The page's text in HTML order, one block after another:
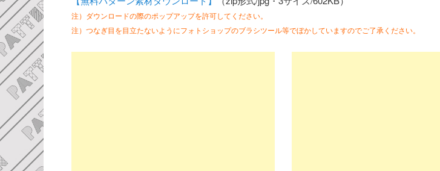
注）ダウンロードの際のポップアップを許可してください。
注）つなぎ目を目立たないようにフォトショップのブラシツール等でぼかしていますのでご了承ください。